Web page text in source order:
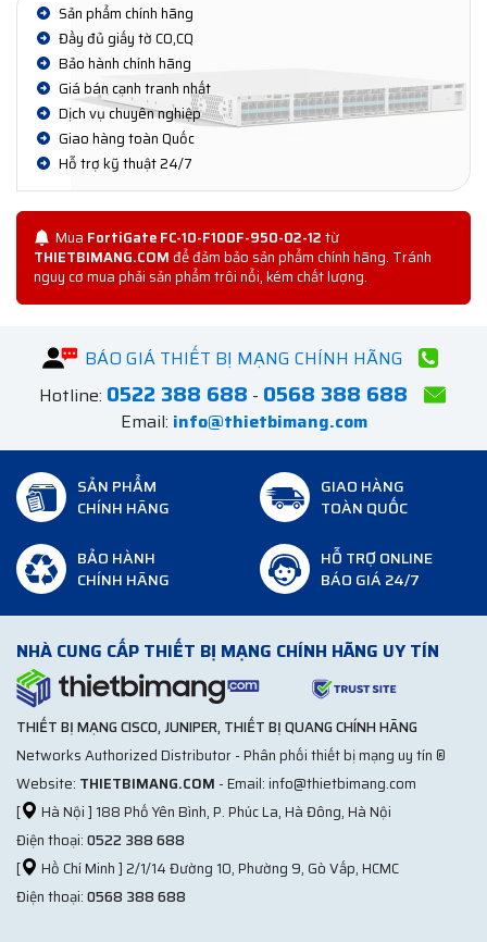
Sản phẩm chính hãng
Đầy đủ giấy tờ CO,CQ
Bảo hành chính hãng
Giá bán cạnh tranh nhất
Dịch vụ chuyên nghiệp
Giao hàng toàn Quốc
Hỗ trợ kỹ thuật 24/7
Mua FortiGate FC-10-F100F-950-02-12từ
THIETBIMANG.COMđể đảm bảo sản phẩm chính hãng. Tránh
nguy cơ mua phải sản phẩm trôi nổi, kém chất lượng.
BÁO GIÁ THIẾT BỊ MẠNG CHÍNH HÃNG
Hotline: 0522 388 688 - 0568 388 688
Email: info@thietbimang.com
SẢN PHẨM
CHÍNH HÃNG
GIAO HÀNG
TOÀN QUỐC
BẢO HÀNH
CHÍNH HÃNG
HỖ TRỢ ONLINE
BÁO GIÁ 24/7
NHÀ CUNG CẤP THIẾT BỊ MẠNG CHÍNH HÃNG UY TÍN
THIẾT BỊ MẠNG CISCO, JUNIPER, THIẾT BỊ QUANG CHÍNH HÃNG
Networks Authorized Distributor - Phân phối thiết bị mạng uy tín ®
Website: THIETBIMANG.COM - Email: info@thietbimang.com
[
Hà Nội ] 188 Phố Yên Bình, P. Phúc La, Hà Đông, Hà Nội
Điện thoại:0522 388 688
[
Hồ Chí Minh ] 2/1/14 Đường 10, Phường 9, Gò Vấp, HCMC
Điện thoại:0568 388 688